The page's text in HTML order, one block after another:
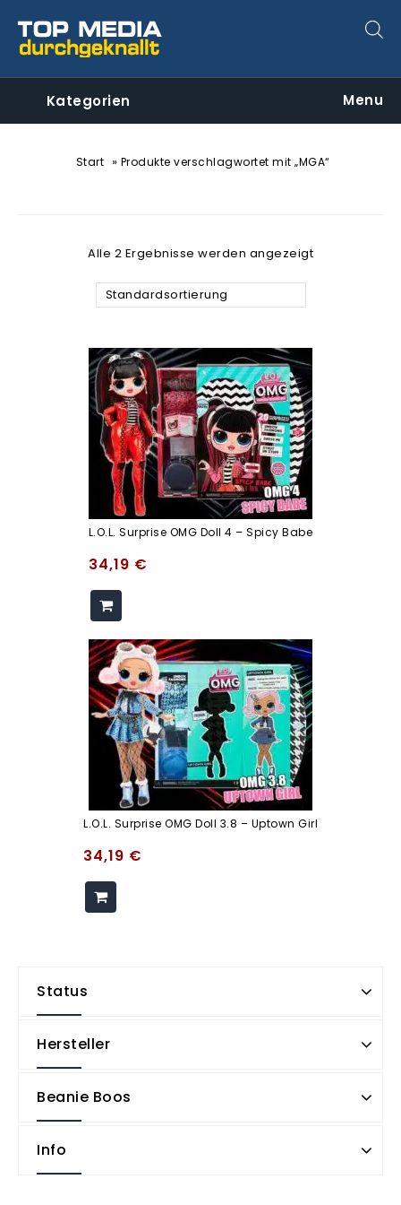
Kategorien Menu
Start » Produkte verschlagwortet mit „MGA“
Alle 2 Ergebnisse werden angezeigt
Standardsortierung
L.O.L. Surprise OMG Doll 4 – Spicy Babe
34,19 €
L.O.L. Surprise OMG Doll 3.8 – Uptown Girl
34,19 €
Status
Hersteller
Beanie Boos
Info